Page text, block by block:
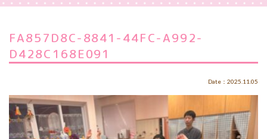
FA857D8C-8841-44FC-A992-
D428C168E091
Date：2025.11.05